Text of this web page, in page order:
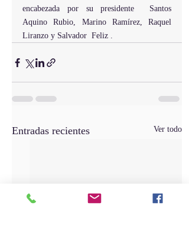
encabezada por su presidente  Santos
Aquino Rubio, Marino Ramírez, Raquel
Liranzo y Salvador  Feliz .
Entradas recientes Ver todo